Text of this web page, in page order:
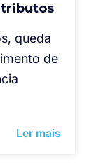
queda
de
Ler mais